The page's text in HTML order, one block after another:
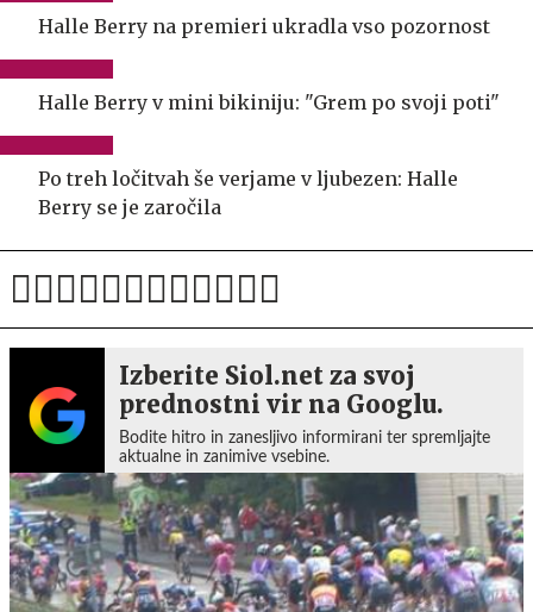
Halle Berry na premieri ukradla vso pozornost
Halle Berry v mini bikiniju: "Grem po svoji poti"
Po treh ločitvah še verjame v ljubezen: Halle
Berry se je zaročila
Izberite Siol.net za svoj
prednostni vir na Googlu.
Bodite hitro in zanesljivo informirani ter spremljajte
aktualne in zanimive vsebine.